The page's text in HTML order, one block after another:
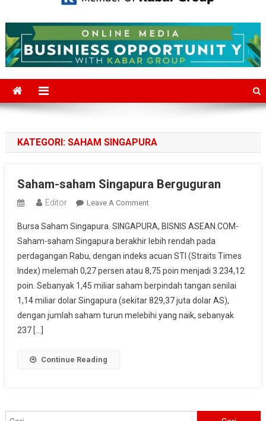
Mediajakarta.com
KATEGORI: SAHAM SINGAPURA
Saham-saham Singapura Berguguran
Editor Leave A CommentOn
Saham
Singapura
Berguguran
Bursa Saham Singapura. SINGAPURA, BISNIS ASEAN.COM-
Saham-saham Singapura berakhir lebih rendah pada
perdagangan Rabu, dengan indeks acuan STI (Straits Times
Index) melemah 0,27 persen atau 8,75 poin menjadi 3.234,12
poin. Sebanyak 1,45 miliar saham berpindah tangan senilai
1,14 miliar dolar Singapura (sekitar 829,37 juta dolar AS),
dengan jumlah saham turun melebihi yang naik, sebanyak
237 […]
Continue Reading